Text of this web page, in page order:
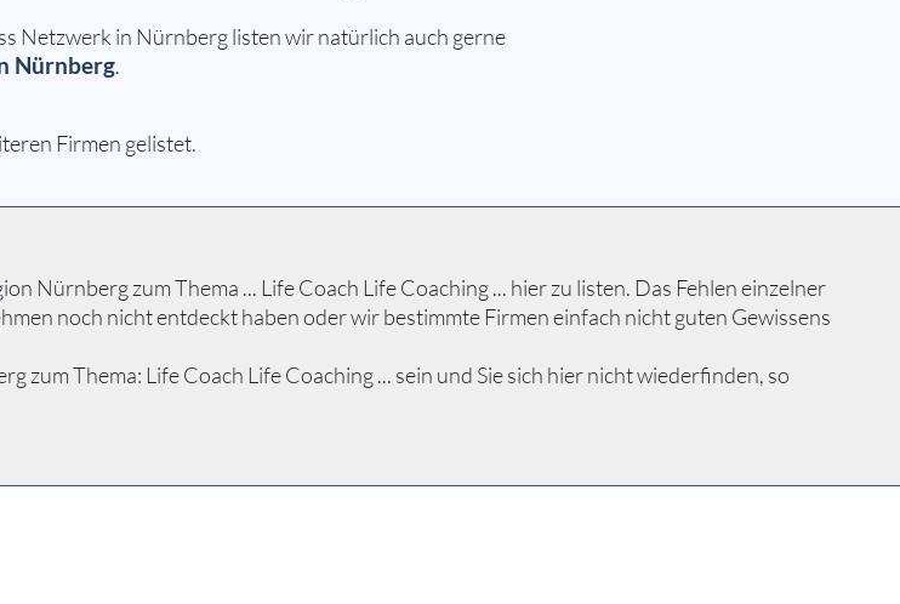
Netzwerk in Nürnberg listen wir natürlich auch gerne
Nürnberg.
Firmen gelistet.
Nürnberg zum Thema ... Life Coach Life Coaching ... hier zu listen. Das Fehlen einzelner
noch nicht entdeckt haben oder wir bestimmte Firmen einfach nicht guten Gewissens
zum Thema: Life Coach Life Coaching ... sein und Sie sich hier nicht wiederfinden, so